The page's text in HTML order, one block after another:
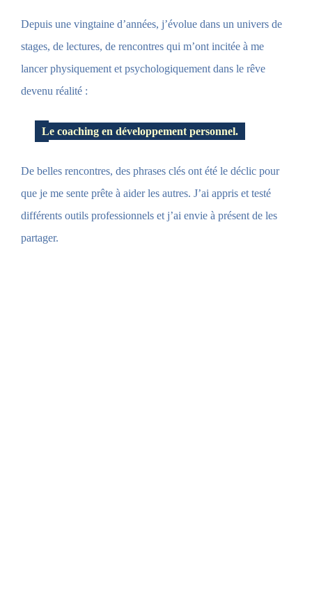
Depuis une vingtaine d’années, j’évolue dans un univers de
stages, de lectures, de rencontres qui m’ont incitée à me
lancer physiquement et psychologiquement dans le rêve
devenu réalité :
Le coaching en développement personnel.
De belles rencontres, des phrases clés ont été le déclic pour
que je me sente prête à aider les autres. J’ai appris et testé
différents outils professionnels et j’ai envie à présent de les
partager.